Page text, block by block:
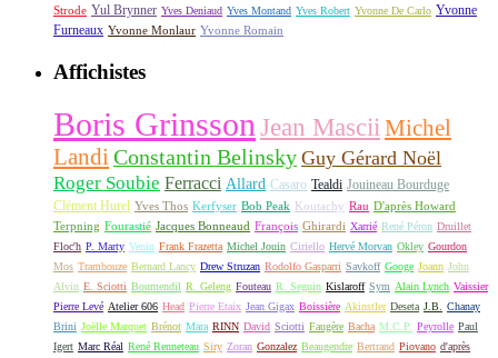
Strode Yul Brynner Yves Deniaud Yves Montand Yves Robert Yvonne De Carlo Yvonne
Furneaux Yvonne Monlaur Yvonne Romain
Affichistes
Boris Grinsson Jean Mascii Michel
Landi Constantin Belinsky Guy Gérard Noël
Roger Soubie Ferracci Allard Casaro Tealdi Jouineau Bourduge
Clément Hurel Yves Thos Kerfyser Bob Peak Koutachy Rau D'après Howard
Terpning Fourastié Jacques Bonneaud François Ghirardi Xarrié René Péron Druillet
Floc'h P. Marty Venin Frank Frazetta Michel Jouin Ciriello Hervé Morvan Okley Gourdon
Mos Trambouze Bernard Lancy Drew Struzan Rodolfo Gasparri Savkoff Googe Joann John
Alvin E. Sciotti Boumendil R. Geleng Fouteau R. Seguin Kislaroff Sym Alain Lynch Vaissier
Pierre Levé Atelier 606 Head Pierre Etaix Jean Gigax Boissière Akinstler Deseta J.B.
Chanay
Brini Joëlle Marquet Brénot Mara RINN David Sciotti Faugère Bacha M.C.P. Peyrolle Paul
Igert Marc Réal René Renneteau Siry Zoran Gonzalez Beaugendre Bertrand Piovano d'après